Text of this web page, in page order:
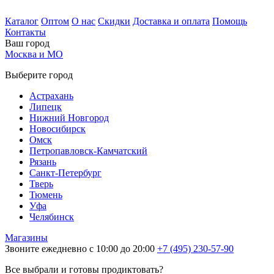
Каталог Оптом О нас Скидки Доставка и оплата Помощь
Контакты
Ваш город
Москва и МО
Выберите город
Астрахань
Липецк
Нижний Новгород
Новосибирск
Омск
Петропавловск-Камчатский
Рязань
Санкт-Петербург
Тверь
Тюмень
Уфа
Челябинск
Магазины
Звоните ежедневно с 10:00 до 20:00 +7 (495) 230-57-90
Все выбрали и готовы продиктовать?